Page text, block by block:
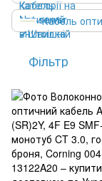
Кабель
Фільтр